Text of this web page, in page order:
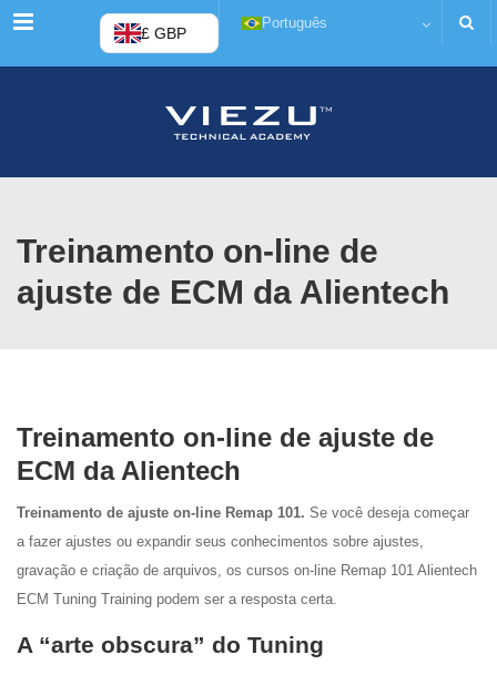
Menu £ GBP
Português
Treinamento on-line de
ajuste de ECM da Alientech
Treinamento on-line de ajuste de
ECM da Alientech
Treinamento de ajuste on-line Remap 101. Se você deseja começar
a fazer ajustes ou expandir seus conhecimentos sobre ajustes,
gravação e criação de arquivos, os cursos on-line Remap 101 Alientech
ECM Tuning Training podem ser a resposta certa.
A “arte obscura” do Tuning